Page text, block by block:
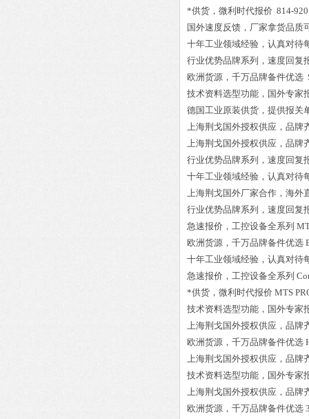
*供货，微利时代报价 814-
国外速度反馈，厂家拿货品质
十年工业领域经验，认真对待
行业优势品牌系列，速度回复
欧洲货源，千万品牌备件优选
技术资料选型功能，国外专家
德国工业原装供货，提供报关
上海荆戈国外授权供应，品牌
上海荆戈国外授权供应，品牌
行业优势品牌系列，速度回复
十年工业领域经验，认真对待
上海荆戈国外厂家合作，海外
行业优势品牌系列，速度回复
急速报价，工控设备全系列
欧洲货源，千万品牌备件优选
十年工业领域经验，认真对待
急速报价，工控设备全系列
*供货，微利时代报价 MTS
技术资料选型功能，国外专家
上海荆戈国外授权供应，品牌
欧洲货源，千万品牌备件优选
上海荆戈国外授权供应，品牌
技术资料选型功能，国外专家
上海荆戈国外授权供应，品牌
欧洲货源，千万品牌备件优选